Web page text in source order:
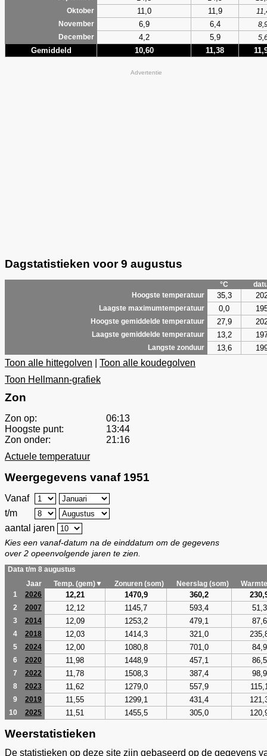
Oktober
11,0 11,9
November
6,9 6,4
December
4,2 5,9
Gemiddeld 10,60 11,38
Advertentie
Dagstatistieken voor 9 augustus
°C
Hoogste temperatuur
35,3
Laagste maximumtemperatuur 0,0
Hoogste gemiddelde temperatuur 27,9
Laagste gemiddelde temperatuur 13,2
Langste zonduur 13,6
Toon alle hittegolven
Toon alle koudegolven
Toon Hellmann-grafiek
Zon
Zon op:
06:13
Hoogste punt:
13:44
Zon onder:
21:16
Actuele temperatuur
Weergegevens vanaf 1951
Vanaf
t/m
aantal jaren
Kies een vanaf-datum na de einddatum om de gegevens
over 2 opeenvolgende jaren te zien.
Data t/m 8 augustus
Jaar
Temp. (gem)▼ Zonuren (som) Neerslag (som)
1
2026 12,21 1470,9 360,2
2 2007 12,12 1145,7 593,4 51,3
3 2014 12,09 1253,2 479,1 87,6
4 2018 12,03 1414,3 321,0
5 2024 12,00 1080,8 701,0 84,9
6 2020 11,98 1448,9 457,1 86,5
7 2022 11,78 1508,3 387,4 98,9
8 2023 11,62 1279,0 557,9
9 2019 11,55 1299,1 431,4
10 2025 11,51 1455,5 305,0
Weerstatistieken
De statistieken op deze site zijn gebaseerd op de gegevens